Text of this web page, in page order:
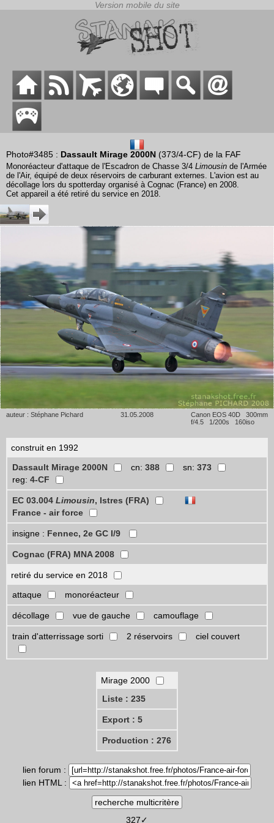
Photo#3485 : Dassault Mirage 2000N (373/4-CF) de la FAF
Monoréacteur d'attaque de l'Escadron de Chasse 3/4 Limousin de l'Armée
de l'Air, équipé de deux réservoirs de carburant externes. L'avion est au
décollage lors du spotterday organisé à Cognac (France) en 2008.
Cet appareil a été retiré du service en 2018.
auteur : Stéphane Pichard 31.05.2008
Canon EOS 40D 300mm
f/4.5 1/200s 160iso
construit en 1992
Dassault Mirage 2000N
cn: 388 sn: 373
reg: 4-CF
EC 03.004 Limousin, Istres (FRA)
France - air force
insigne : Fennec, 2e GC I/9
Cognac (FRA) MNA 2008
retiré du service en 2018
attaque
monoréacteur
décollage vue de gauche camouflage
train d'atterrissage sorti 2 réservoirs ciel couvert
Mirage 2000
Liste : 235
Export : 5
Production : 276
lien forum :
lien HTML :
327✓